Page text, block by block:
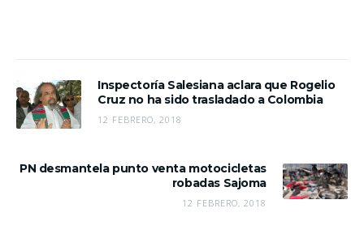
Inspectoría Salesiana aclara que Rogelio
Cruz no ha sido trasladado a Colombia
12 FEBRERO, 2018
PN desmantela punto venta motocicletas
robadas Sajoma
12 FEBRERO, 2018